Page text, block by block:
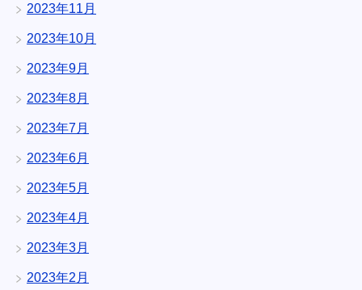
2023年11月
2023年10月
2023年9月
2023年8月
2023年7月
2023年6月
2023年5月
2023年4月
2023年3月
2023年2月